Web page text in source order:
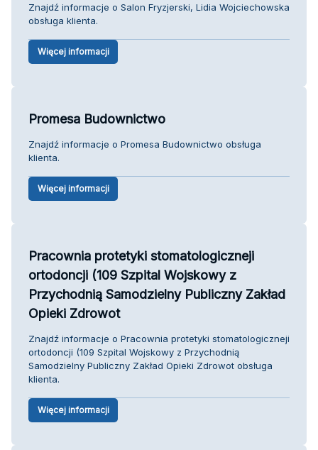
Znajdź informacje o Salon Fryzjerski, Lidia Wojciechowska
obsługa klienta.
Więcej informacji
Promesa Budownictwo
Znajdź informacje o Promesa Budownictwo obsługa
klienta.
Więcej informacji
Pracownia protetyki stomatologiczneji
ortodoncji (109 Szpital Wojskowy z
Przychodnią Samodzielny Publiczny Zakład
Opieki Zdrowot
Znajdź informacje o Pracownia protetyki stomatologiczneji
ortodoncji (109 Szpital Wojskowy z Przychodnią
Samodzielny Publiczny Zakład Opieki Zdrowot obsługa
klienta.
Więcej informacji